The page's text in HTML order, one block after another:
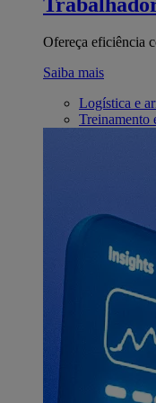
Ofereça eficiência
Saiba mais
Logística e
Treinamento